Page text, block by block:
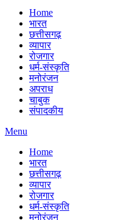
Home
भारत
छत्तीसगढ़
व्यापार
रोजगार
धर्म-संस्कृति
मनोरंजन
अपराध
चाबुक
संपादकीय
Menu
Home
भारत
छत्तीसगढ़
व्यापार
रोजगार
धर्म-संस्कृति
मनोरंजन